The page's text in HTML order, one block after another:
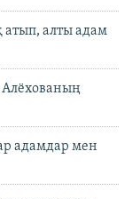
атып, алты адам
Алёхованың
адамдар мен